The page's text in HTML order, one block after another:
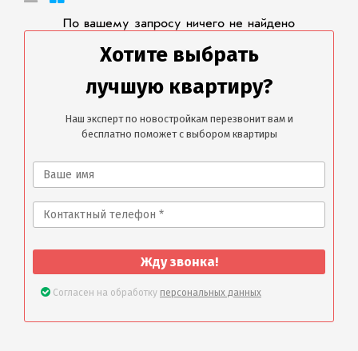
По вашему запросу ничего не найдено
Хотите выбрать
лучшую квартиру?
Наш эксперт по новостройкам перезвонит вам и
бесплатно поможет с выбором квартиры
Жду звонка!
Согласен на обработку персональных данных